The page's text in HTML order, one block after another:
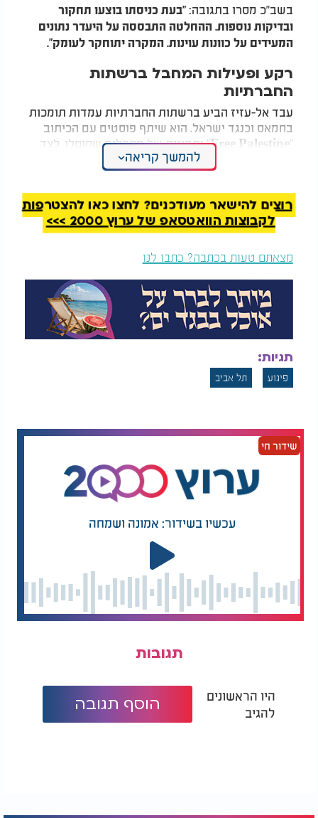
בשב"כ מסרו בתגובה:"בעת כניסתו בוצעו תחקור
ובדיקות נוספות. ההחלטה התבססה על היעדר נתונים
המעידים על כוונות עוינות. המקרה יתוחקר לעומק".
רקע ופעילות המחבל ברשתות
החברתיות
עבד אל-עזיז הביע ברשתות החברתיות עמדות תומכות
בחמאס וכנגד ישראל. הוא שיתף פוסטים עם הכיתוב
"Free Palestine" ותמונות של מחבלים שחוסלו, לצד
באוקטובר, כתב:"מה שקורה עכשיו עשוי להכפיל את
מספר הקדושים המעונים לאיסלאם".
המלצות נוספות
גיבורי ישראל: קצין
בקרב בח'אן יונס
200 מטרות ביומיים:
אביב:
המחבל פתח את מסע הדקירות בבר "יין בכרם", שם פצע אדם
בצווארו.
משם עבר לרחוב גרוזנברג, שם דקר שלושה אנשים נוספים.
בסופו של דבר, חוסל המחבל על ידי שני לוחמי שלדג
ששמעו את צעקות התייר מביתם. אחד מהם, לבוש
מדים, והשני בפיג'מה, ירדו לזירה וירו בו.
"ראינו אותו
מפיל אזרח על הרצפה, צעקנו לו לעצור וכשהתעלם -
ירינו בו ארבעה כדורים",סיפרו.
אביב, ניצב חיים סרגרוף, הוסיף:"התגובה המהירה של
החיילים מנעה פגיעות נוספות".
להמשך קריאה
רוצים להישאר מעודכנים? לחצו כאן להצטרפות
לקבוצות הוואטסאפ של ערוץ 2000 >>>
מצאתם טעות בכתבה? כתבו לנו
תגיות:
פיגוע תל אביב
שידור חי
עכשיו בשידור: אמונה ושמחה
תגובות
היו הראשונים
להגיב
הוסף תגובה